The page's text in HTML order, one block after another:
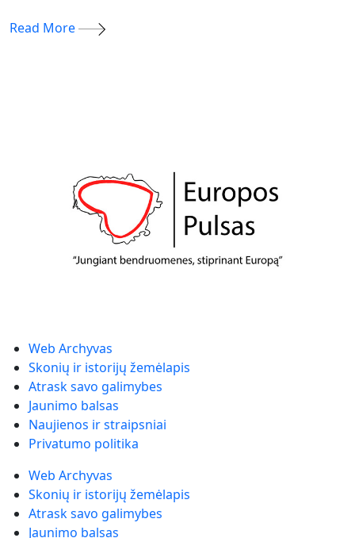
Read More
Web Archyvas
Skonių ir istorijų žemėlapis
Atrask savo galimybes
Jaunimo balsas
Naujienos ir straipsniai
Privatumo politika
Web Archyvas
Skonių ir istorijų žemėlapis
Atrask savo galimybes
Jaunimo balsas